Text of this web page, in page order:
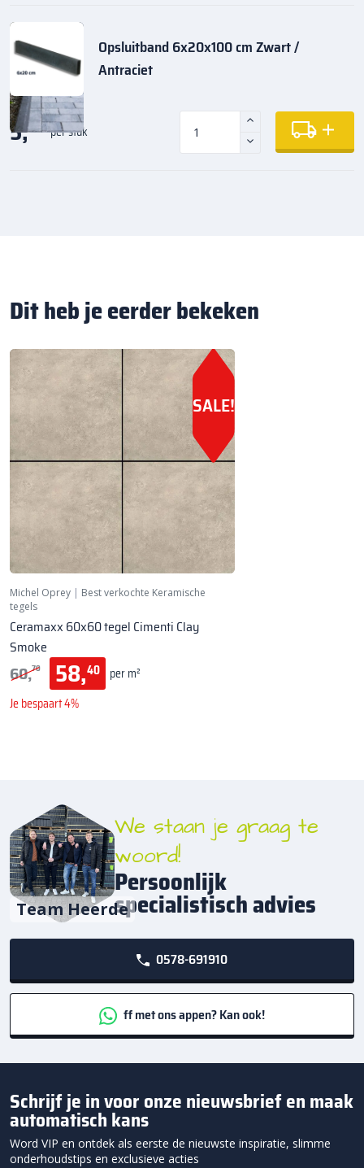
Opsluitband 6x20x100 cm Zwart /
Antraciet
5,35 per stuk
Dit heb je eerder bekeken
SALE!
Michel Oprey | Best verkochte Keramische
tegels
Ceramaxx 60x60 tegel Cimenti Clay
Smoke
60,70 58,40 per m²
Je bespaart 4%
Team Heerde
We staan je graag te
woord!
Persoonlijk
specialistisch advies
0578-691910
ff met ons appen? Kan ook!
Schrijf je in voor onze nieuwsbrief en maak
automatisch kans
Word VIP en ontdek als eerste de nieuwste inspiratie, slimme
onderhoudstips en exclusieve acties